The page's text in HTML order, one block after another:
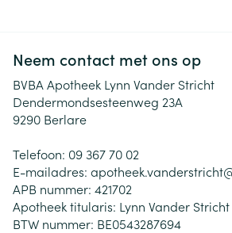
Neem contact met ons op
BVBA Apotheek Lynn Vander Stricht
Dendermondsesteenweg 23A
9290 Berlare
Telefoon: 09 367 70 02
E-mailadres:
APB nummer: 421702
Apotheek titularis: Lynn Vander Stricht
BTW nummer: BE0543287694